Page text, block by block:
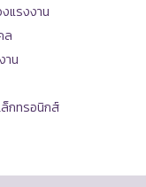
แรงงาน
ล
าน
ล็กทรอนิกส์